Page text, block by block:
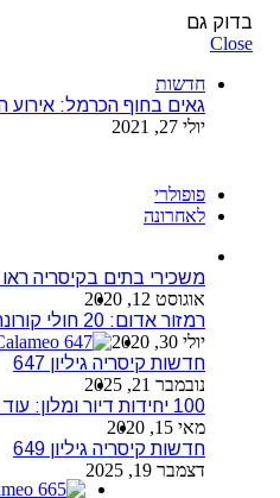
בדוק גם
Close
חדשות
גאים בחוף הכרמל: אירוע
יולי 27, 2021
פופולרי
לאחרונה
משכירי בתים בקיסריה
אוגוסט 12, 2020
רמזור אדום: 20 חולי קורונה מאומתים בקיסריה
יולי 30, 2020
חדשות קיסריה גיליון 647
נובמבר 21, 2025
100 יחידות דיור ומלון: עוד מיזם של החברה לפיתוח קיסריה
מאי 15, 2020
חדשות קיסריה גיליון 649
דצמבר 19, 2025